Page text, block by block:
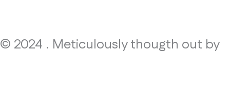
© 2024 . Meticulously thougth out by